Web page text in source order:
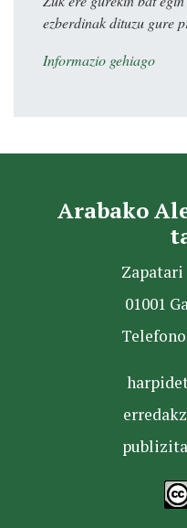
ezberdinak dituzu gure
Informazio gehiago
Arabako
Zapatari
01001